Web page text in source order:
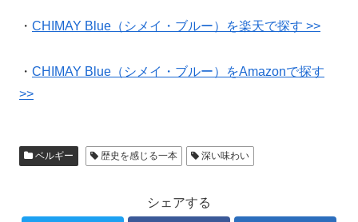
・ CHIMAY Blue（シメイ・ブルー）を楽天で探す >>
・ CHIMAY Blue（シメイ・ブルー）をAmazonで探す
>>
ベルギー 歴史を感じる一本 深い味わい
シェアする